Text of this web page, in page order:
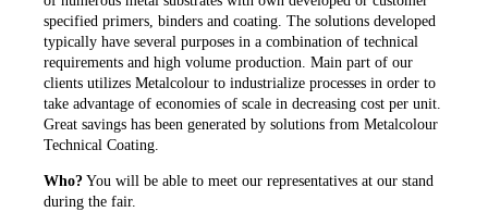
specified primers, binders and coating. The solutions developed
typically have several purposes in a combination of technical
requirements and high volume production. Main part of our
clients utilizes Metalcolour to industrialize processes in order to
take advantage of economies of scale in decreasing cost per unit.
Great savings has been generated by solutions from Metalcolour
Technical Coating.
Who? You will be able to meet our representatives at our stand
during the fair.